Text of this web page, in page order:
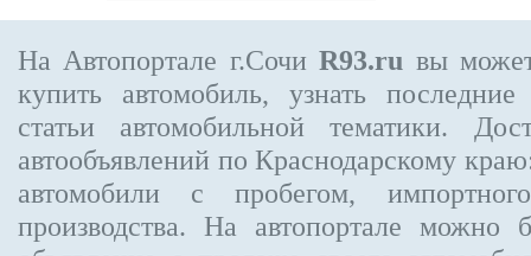
На Автопортале г.СочиR93.ru вы
купить автомобиль, узнать
статьи автомобильной тематики.
автообъявлений по Краснодарскому
автомобили с пробегом,
производства. На автопортале можно